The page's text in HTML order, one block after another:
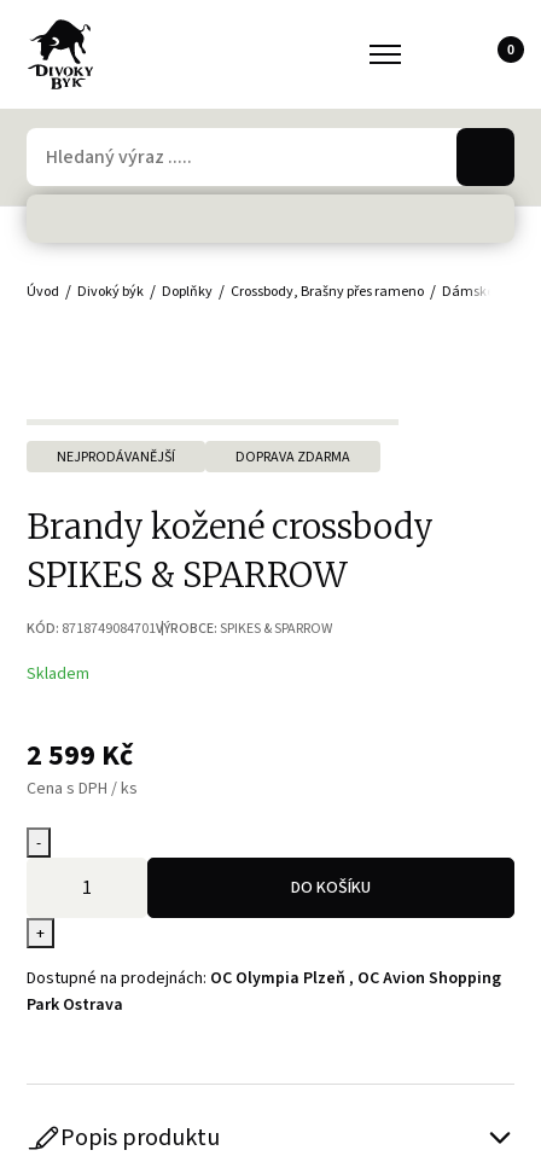
0
Úvod Divoký býk Doplňky Crossbody, Brašny přes rameno Dámské
NEJPRODÁVANĚJŠÍ DOPRAVA ZDARMA
Brandy kožené crossbody
SPIKES & SPARROW
KÓD: 8718749084701VÝROBCE: SPIKES & SPARROW
Skladem
2 599 Kč
Cena s DPH / ks
-
+
DO KOŠÍKU
Dostupné na prodejnách: OC Olympia Plzeň , OC Avion Shopping
Park Ostrava
Popis produktu